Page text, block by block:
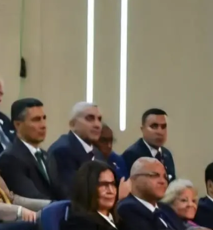
لمستشفى الحوامدية العام .. عندما تتحدث الإنجازات يصدر القرار منصفًا